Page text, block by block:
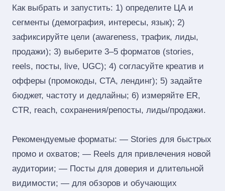
Как выбрать и запустить: 1) определите ЦА и
сегменты (демография, интересы, язык); 2)
зафиксируйте цели (awareness, трафик, лиды,
продажи); 3) выберите 3–5 форматов (stories,
reels, посты, live, UGC); 4) согласуйте креатив и
офферы (промокоды, CTA, лендинг); 5) задайте
бюджет, частоту и дедлайны; 6) измеряйте ER,
CTR, reach, сохранения/репосты, лиды/продажи.
Рекомендуемые форматы: — Stories для быстрых
промо и охватов; — Reels для привлечения новой
аудитории; — Посты для доверия и длительной
видимости; — для обзоров и обучающих